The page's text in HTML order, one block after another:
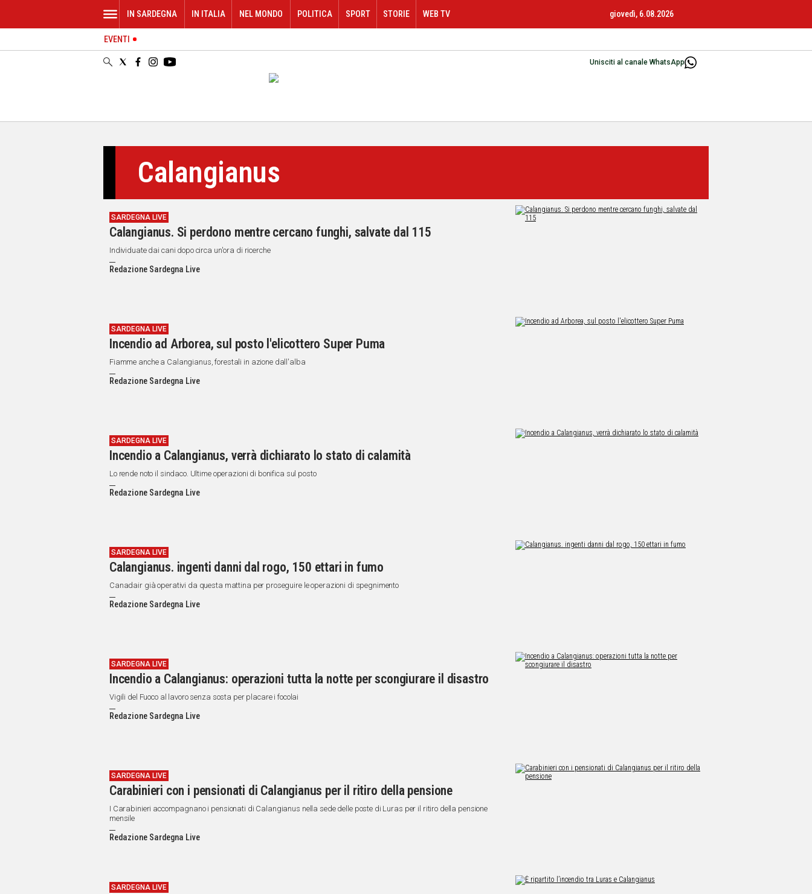
ORISTANO
Unisciti al canale WhatsApp
IN SARDEGNA IN ITALIA NEL MONDO POLITICA SPORT STORIE WEB TV giovedì, 6.08.2026
EVENTI
Calangianus
SARDEGNA LIVE
Calangianus. Si perdono mentre cercano funghi, salvate dal 115
Individuate dai cani dopo circa un'ora di ricerche
Redazione Sardegna Live
SARDEGNA LIVE
Incendio ad Arborea, sul posto l'elicottero Super Puma
Fiamme anche a Calangianus, forestali in azione dall'alba
Redazione Sardegna Live
SARDEGNA LIVE
Incendio a Calangianus, verrà dichiarato lo stato di calamità
Lo rende noto il sindaco. Ultime operazioni di bonifica sul posto
Redazione Sardegna Live
SARDEGNA LIVE
Calangianus. ingenti danni dal rogo, 150 ettari in fumo
Canadair già operativi da questa mattina per proseguire le operazioni di spegnimento
Redazione Sardegna Live
SARDEGNA LIVE
Incendio a Calangianus: operazioni tutta la notte per scongiurare il disastro
Vigili del Fuoco al lavoro senza sosta per placare i focolai
Redazione Sardegna Live
SARDEGNA LIVE
Carabinieri con i pensionati di Calangianus per il ritiro della pensione
I Carabinieri accompagnano i pensionati di Calangianus nella sede delle poste di Luras per il ritiro della pensione
mensile
Redazione Sardegna Live
SARDEGNA LIVE